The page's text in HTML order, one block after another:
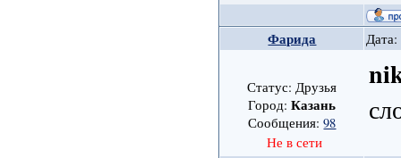
Фарида
Статус: Друзья
Город:Казань
Сообщения:98
Не в сети